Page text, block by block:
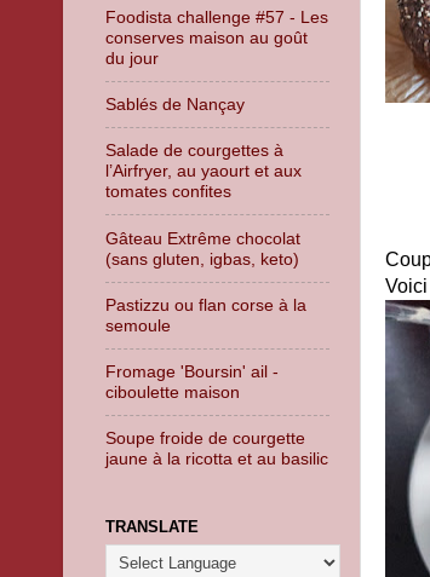
Foodista challenge #57 - Les
conserves maison au goût
du jour
Sablés de Nançay
Salade de courgettes à
l’Airfryer, au yaourt et aux
tomates confites
Gâteau Extrême chocolat
(sans gluten, igbas, keto)
Pastizzu ou flan corse à la
semoule
Fromage 'Boursin' ail -
ciboulette maison
Soupe froide de courgette
jaune à la ricotta et au basilic
TRANSLATE